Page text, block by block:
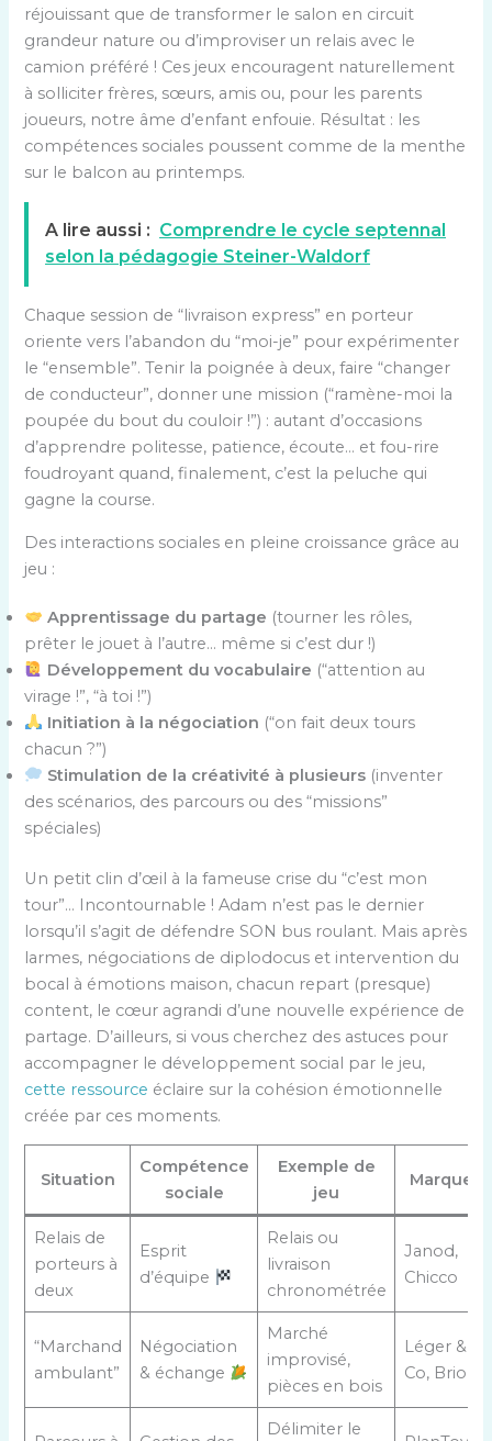
réjouissant que de transformer le salon en circuit
grandeur nature ou d’improviser un relais avec le
camion préféré ! Ces jeux encouragent naturellement
à solliciter frères, sœurs, amis ou, pour les parents
joueurs, notre âme d’enfant enfouie. Résultat : les
compétences sociales poussent comme de la menthe
sur le balcon au printemps.
A lire aussi : Comprendre le cycle septennal
selon la pédagogie Steiner-Waldorf
Chaque session de “livraison express” en porteur
oriente vers l’abandon du “moi-je” pour expérimenter
le “ensemble”. Tenir la poignée à deux, faire “changer
de conducteur”, donner une mission (“ramène-moi la
poupée du bout du couloir !”) : autant d’occasions
d’apprendre politesse, patience, écoute… et fou-rire
foudroyant quand, finalement, c’est la peluche qui
gagne la course.
Des interactions sociales en pleine croissance grâce au
jeu :
Apprentissage du partage (tourner les rôles,
prêter le jouet à l’autre… même si c’est dur !)
Développement du vocabulaire (“attention au
virage !”, “à toi !”)
Initiation à la négociation (“on fait deux tours
chacun ?”)
Stimulation de la créativité à plusieurs (inventer
des scénarios, des parcours ou des “missions”
spéciales)
Un petit clin d’œil à la fameuse crise du “c’est mon
tour”… Incontournable ! Adam n’est pas le dernier
lorsqu’il s’agit de défendre SON bus roulant. Mais après
larmes, négociations de diplodocus et intervention du
bocal à émotions maison, chacun repart (presque)
content, le cœur agrandi d’une nouvelle expérience de
partage. D’ailleurs, si vous cherchez des astuces pour
accompagner le développement social par le jeu,
cette ressource éclaire sur la cohésion émotionnelle
créée par ces moments.
Situation
Compétence
sociale
Exemple de
jeu
Marque
Relais de
porteurs à
deux
Esprit
d’équipe
Relais ou
livraison
chronométrée
Janod,
Chicco
“Marchand
ambulant”
Négociation
& échange
Marché
improvisé,
pièces en bois
Léger &
Co, Brio
Délimiter le